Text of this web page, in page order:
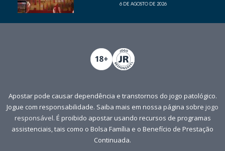
6 DE AGOSTO DE 2026
Apostar pode causar dependência e transtornos do jogo patológico.
Jogue com responsabilidade. Saiba mais em nossa página sobre jogo
responsável. É proibido apostar usando recursos de programas
assistenciais, tais como o Bolsa Família e o Benefício de Prestação
Continuada.